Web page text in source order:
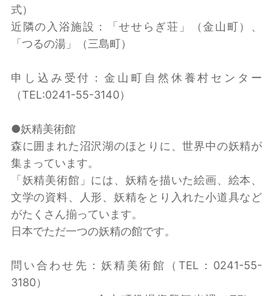
式）
近隣の入浴施設：「せせらぎ荘」（金山町）、
「つるの湯」（三島町）
申し込み受付：金山町自然休養村センター
（TEL:0241-55-3140）
●妖精美術館
森に囲まれた沼沢湖のほとりに、世界中の妖精が
集まっています。
「妖精美術館」には、妖精を描いた絵画、絵本、
文学の資料、人形、妖精をとり入れた小道具など
がたくさん揃っています。
日本でただ一つの妖精の館です。
問い合わせ先：妖精美術館（TEL：0241-55-
3180）